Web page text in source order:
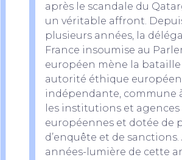
après le scandale du
un véritable affront.
plusieurs années, la
France insoumise au
européen mène la
autorité éthique
indépendante, commune
les institutions et agences
européennes et dotée de
d’enquête et de sanctions.
années-lumière de cette